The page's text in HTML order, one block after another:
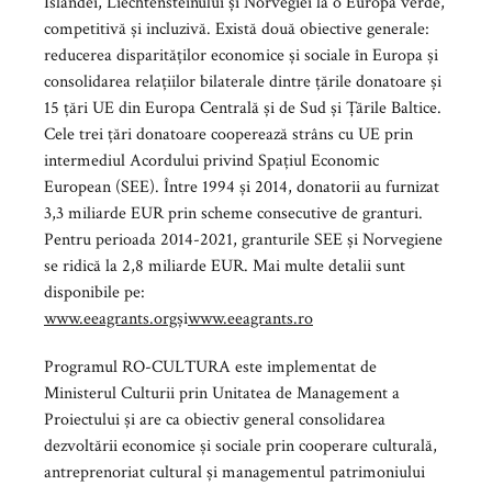
competitivă și incluzivă. Există două obiective generale:
reducerea disparităților economice și sociale în Europa și
consolidarea relațiilor bilaterale dintre țările donatoare și
15 țări UE din Europa Centrală și de Sud și Țările Baltice.
Cele trei țări donatoare cooperează strâns cu UE prin
intermediul Acordului privind Spațiul Economic
European (SEE). Între 1994 și 2014, donatorii au furnizat
3,3 miliarde EUR prin scheme consecutive de granturi.
Pentru perioada 2014-2021, granturile SEE și Norvegiene
se ridică la 2,8 miliarde EUR. Mai multe detalii sunt
disponibile pe:
www.eeagrants.orgșiwww.eeagrants.ro
Programul RO-CULTURA este implementat de
Ministerul Culturii prin Unitatea de Management a
Proiectului și are ca obiectiv general consolidarea
dezvoltării economice și sociale prin cooperare culturală,
antreprenoriat cultural și managementul patrimoniului